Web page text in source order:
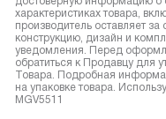
характеристиках товара,
производитель оставляет
конструкцию, дизайн и
уведомления. Перед
обратиться к Продавцу для
Товара. Подробная
на упаковке товара.
MGV5511